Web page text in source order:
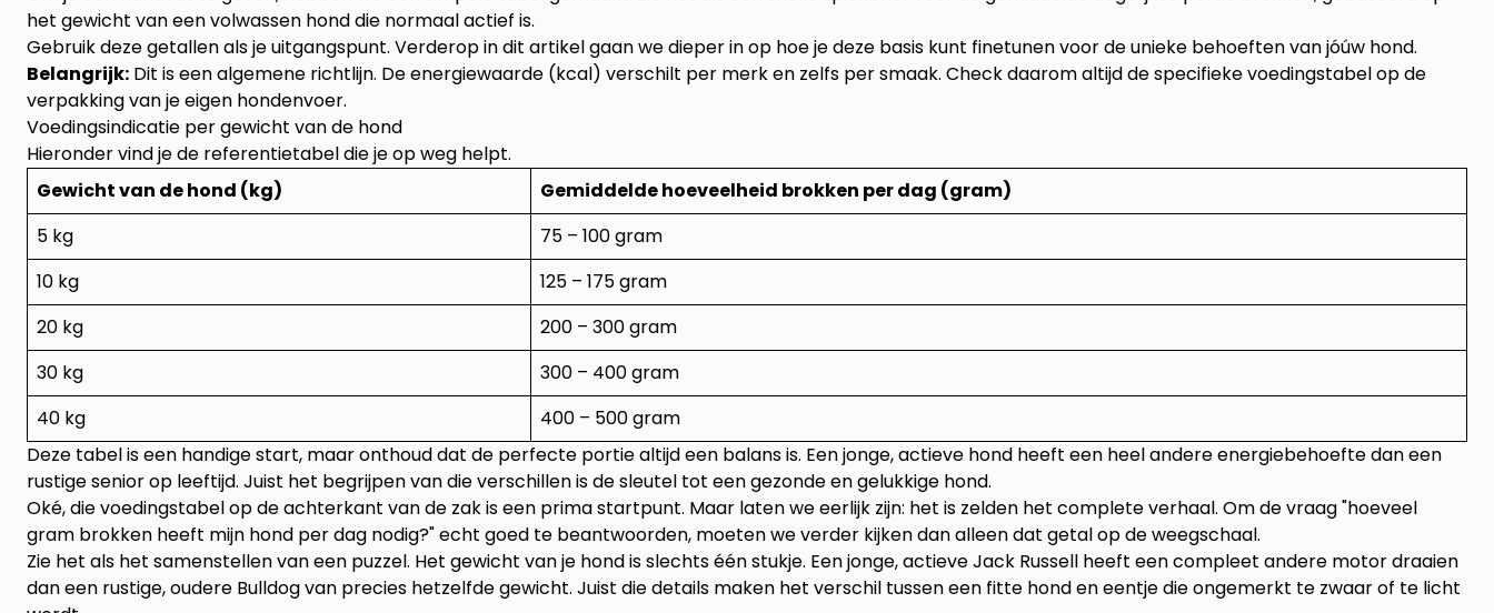
het gewicht van een volwassen hond die normaal actief is.
Gebruik deze getallen als je uitgangspunt. Verderop in dit artikel gaan we dieper in op hoe je deze basis kunt finetunen voor de unieke behoeften van jóúw hond.
Belangrijk: Dit is een algemene richtlijn. De energiewaarde (kcal) verschilt per merk en zelfs per smaak. Check daarom altijd de specifieke voedingstabel op de
verpakking van je eigen hondenvoer.
Voedingsindicatie per gewicht van de hond
Hieronder vind je de referentietabel die je op weg helpt.
Gewicht van de hond (kg)
Gemiddelde hoeveelheid brokken per dag (gram)
5 kg
75 – 100 gram
10 kg
125 – 175 gram
20 kg
200 – 300 gram
30 kg
300 – 400 gram
40 kg
400 – 500 gram
Deze tabel is een handige start, maar onthoud dat de perfecte portie altijd een balans is. Een jonge, actieve hond heeft een heel andere energiebehoefte dan een
rustige senior op leeftijd. Juist het begrijpen van die verschillen is de sleutel tot een gezonde en gelukkige hond.
Oké, die voedingstabel op de achterkant van de zak is een prima startpunt. Maar laten we eerlijk zijn: het is zelden het complete verhaal. Om de vraag "hoeveel
gram brokken heeft mijn hond per dag nodig?" echt goed te beantwoorden, moeten we verder kijken dan alleen dat getal op de weegschaal.
Zie het als het samenstellen van een puzzel. Het gewicht van je hond is slechts één stukje. Een jonge, actieve Jack Russell heeft een compleet andere motor draaien
dan een rustige, oudere Bulldog van precies hetzelfde gewicht. Juist die details maken het verschil tussen een fitte hond en eentje die ongemerkt te zwaar of te licht